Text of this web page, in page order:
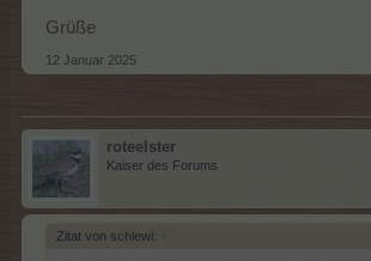
Grüße
12 Januar 2025
roteelster
Kaiser des Forums
Zitat von schlewi: ↑